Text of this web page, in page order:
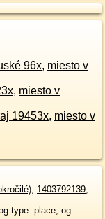
96x, miesto v
, miesto v
19453x, miesto v
, 1403792139,
type: place, og